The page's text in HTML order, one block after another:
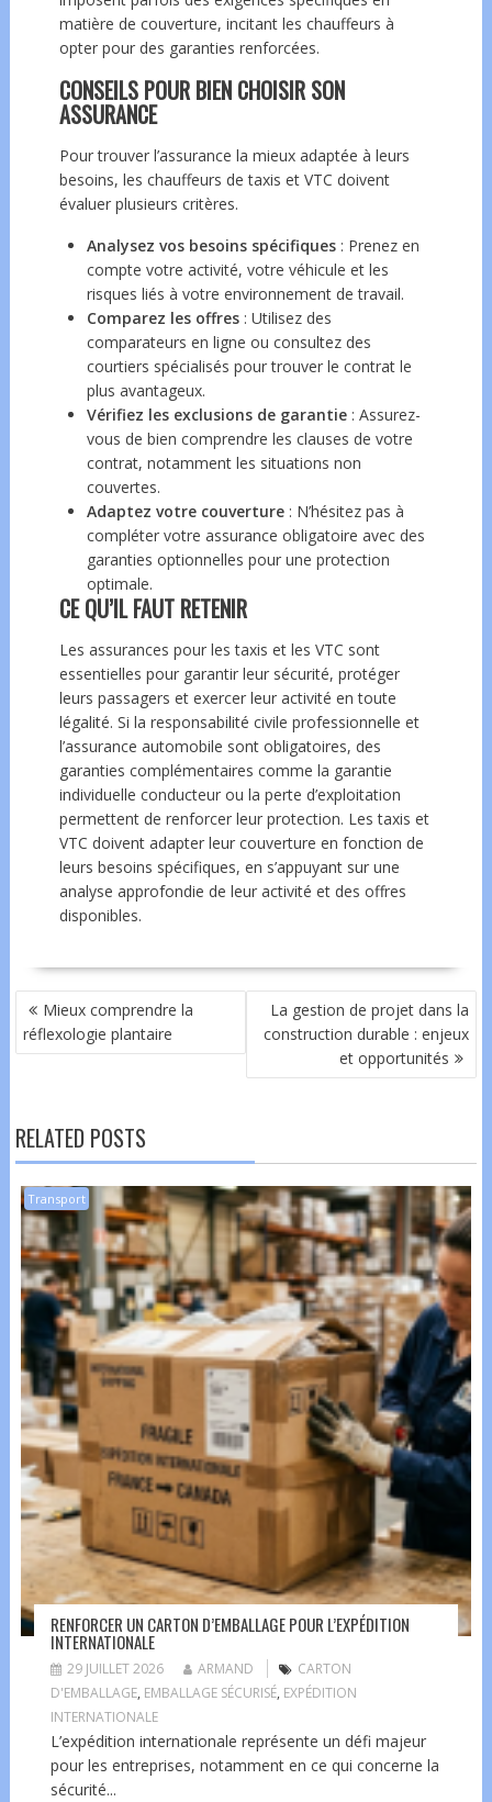
matière de couverture, incitant les chauffeurs à
opter pour des garanties renforcées.
CONSEILS POUR BIEN CHOISIR SON
ASSURANCE
Pour trouver l’assurance la mieux adaptée à leurs
besoins, les chauffeurs de taxis et VTC doivent
évaluer plusieurs critères.
Analysez vos besoins spécifiques: Prenez en
compte votre activité, votre véhicule et les
risques liés à votre environnement de travail.
Comparez les offres: Utilisez des
comparateurs en ligne ou consultez des
courtiers spécialisés pour trouver le contrat le
plus avantageux.
Vérifiez les exclusions de garantie: Assurez-
vous de bien comprendre les clauses de votre
contrat, notamment les situations non
couvertes.
Adaptez votre couverture: N’hésitez pas à
compléter votre assurance obligatoire avec des
garanties optionnelles pour une protection
optimale.
CE QU’IL FAUT RETENIR
Les assurances pour les taxis et les VTC sont
essentielles pour garantir leur sécurité, protéger
leurs passagers et exercer leur activité en toute
légalité. Si la responsabilité civile professionnelle et
l’assurance automobile sont obligatoires, des
garanties complémentaires comme la garantie
individuelle conducteur ou la perte d’exploitation
permettent de renforcer leur protection. Les taxis et
VTC doivent adapter leur couverture en fonction de
leurs besoins spécifiques, en s’appuyant sur une
analyse approfondie de leur activité et des offres
disponibles.
NAVIGATION
DE
L’ARTICLE
Mieux comprendre la
réflexologie plantaire
La gestion de projet dans la
construction durable : enjeux
et opportunités
RELATED POSTS
Transport
RENFORCER UN CARTON D’EMBALLAGE POUR L’EXPÉDITION
INTERNATIONALE
29 JUILLET 2026 ARMAND
CARTON
D'EMBALLAGE, EMBALLAGE SÉCURISÉ, EXPÉDITION
INTERNATIONALE
L’expédition internationale représente un défi majeur
pour les entreprises, notamment en ce qui concerne la
sécurité...